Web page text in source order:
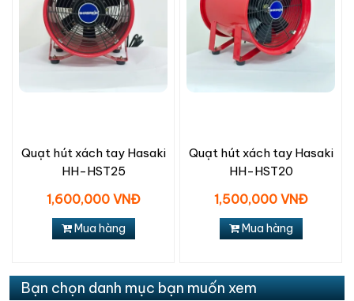
Quạt hút xách tay Hasaki
HH-HST25
1,600,000 VNĐ
Mua hàng
Quạt hút xách tay Hasaki
HH-HST20
1,500,000 VNĐ
Mua hàng
Bạn chọn danh mục bạn muốn xem